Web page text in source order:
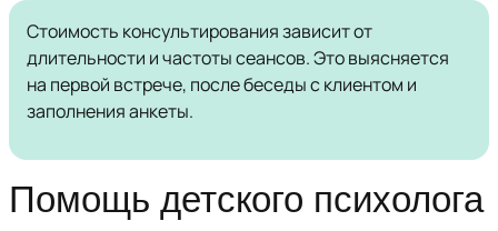
Стоимость консультирования зависит от
длительности и частоты сеансов. Это выясняется
на первой встрече, после беседы с клиентом и
заполнения анкеты.
Помощь детского психолога